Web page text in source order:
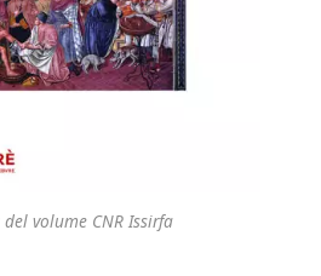
volume CNR Issirfa